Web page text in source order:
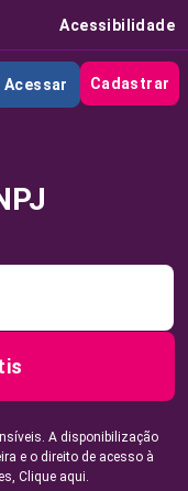
Acessibilidade
Acessar Cadastrar
A disponibilização
e o direito de acesso à
Clique aqui.